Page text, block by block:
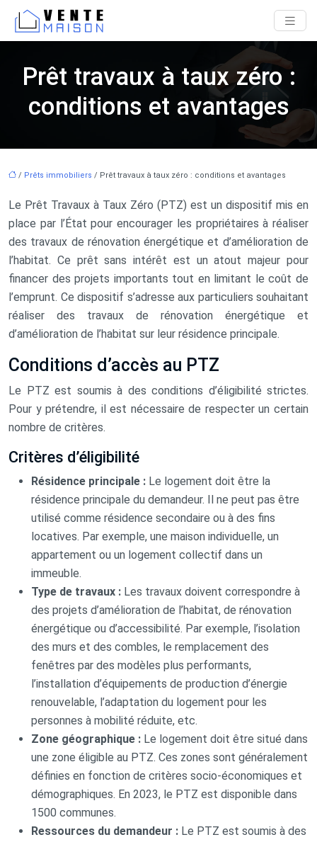
Prêt travaux à taux zéro :
conditions et avantages
/ Prêts immobiliers / Prêt travaux à taux zéro : conditions et avantages
Le Prêt Travaux à Taux Zéro (PTZ) est un dispositif mis en
place par l’État pour encourager les propriétaires à réaliser
des travaux de rénovation énergétique et d’amélioration de
l’habitat. Ce prêt sans intérêt est un atout majeur pour
financer des projets importants tout en limitant le coût de
l’emprunt. Ce dispositif s’adresse aux particuliers souhaitant
réaliser des travaux de rénovation énergétique et
d’amélioration de l’habitat sur leur résidence principale.
Conditions d’accès au PTZ
Le PTZ est soumis à des conditions d’éligibilité strictes.
Pour y prétendre, il est nécessaire de respecter un certain
nombre de critères.
Critères d’éligibilité
Résidence principale : Le logement doit être la
résidence principale du demandeur. Il ne peut pas être
utilisé comme résidence secondaire ou à des fins
locatives. Par exemple, une maison individuelle, un
appartement ou un logement collectif dans un
immeuble.
Type de travaux : Les travaux doivent correspondre à
des projets d’amélioration de l’habitat, de rénovation
énergétique ou d’accessibilité. Par exemple, l’isolation
des murs et des combles, le remplacement des
fenêtres par des modèles plus performants,
l’installation d’équipements de production d’énergie
renouvelable, l’adaptation du logement pour les
personnes à mobilité réduite, etc.
Zone géographique : Le logement doit être situé dans
une zone éligible au PTZ. Ces zones sont généralement
définies en fonction de critères socio-économiques et
démographiques. En 2023, le PTZ est disponible dans
1500 communes.
Ressources du demandeur : Le PTZ est soumis à des